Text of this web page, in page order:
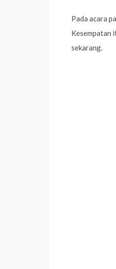
Pada acara
Kesempatan
sekarang.